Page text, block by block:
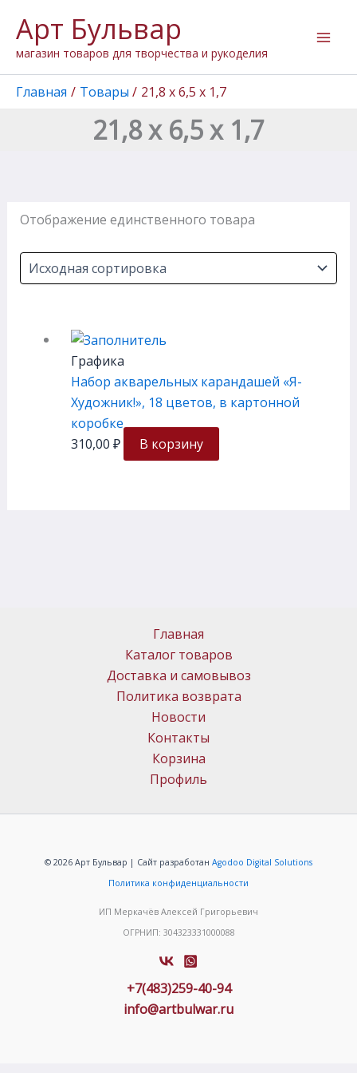
содержимому
Арт Бульвар
магазин товаров для творчества и рукоделия
Главная Товары 21,8 х 6,5 х 1,7
21,8 х 6,5 х 1,7
Отображение единственного товара
Графика
Набор акварельных карандашей «Я-
Художник!», 18 цветов, в картонной
коробке
310,00 ₽ В корзину
Главная
Каталог товаров
Доставка и самовывоз
Политика возврата
Новости
Контакты
Корзина
Профиль
© 2026 Арт Бульвар | Сайт разработан Agodoo Digital Solutions
Политика конфиденциальности
ИП Меркачёв Алексей Григорьевич
ОГРНИП: 304323331000088
+7(483)259-40-94
info@artbulwar.ru